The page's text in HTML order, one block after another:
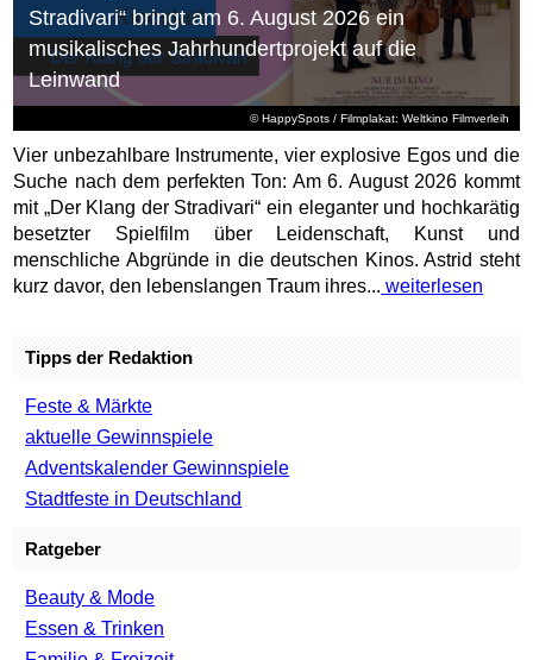
© HappySpots / Filmplakat: Weltkino Filmverleih
Stradivari“ bringt am 6. August 2026 ein
musikalisches Jahrhundertprojekt auf die
Leinwand
Vier unbezahlbare Instrumente, vier explosive Egos und die
Suche nach dem perfekten Ton: Am 6. August 2026 kommt
mit „Der Klang der Stradivari“ ein eleganter und hochkarätig
besetzter Spielfilm über Leidenschaft, Kunst und
menschliche Abgründe in die deutschen Kinos. Astrid steht
kurz davor, den lebenslangen Traum ihres... weiterlesen
Tipps der Redaktion
Feste & Märkte
aktuelle Gewinnspiele
Adventskalender Gewinnspiele
Stadtfeste in Deutschland
Ratgeber
Beauty & Mode
Essen & Trinken